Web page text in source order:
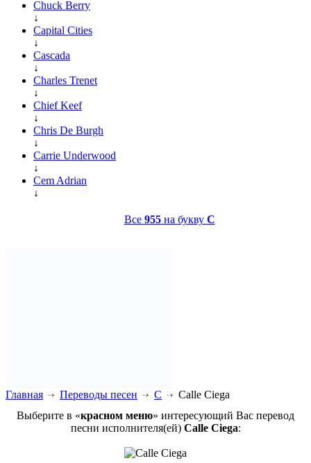
Chuck Berry
↓
Capital Cities
↓
Cascada
↓
Charles Trenet
↓
Chief Keef
↓
Chris De Burgh
↓
Carrie Underwood
↓
Cem Adrian
↓
Все 955на букву C
Главная Переводы песен C
Calle Ciega
Выберите в «красном меню» интересующий Вас перевод
песни исполнителя(ей) Calle Ciega: